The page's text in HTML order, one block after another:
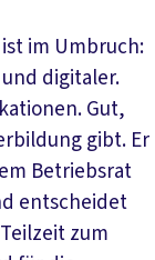
im Umbruch:
digitaler.
Gut,
gibt. Er
Betriebsrat
entscheidet
zum